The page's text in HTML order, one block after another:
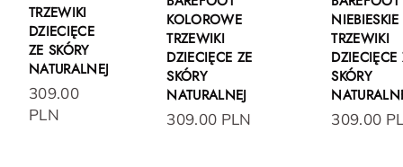
TRZEWIKI
DZIECIĘCE
ZE SKÓRY
NATURALNEJ
309.00
PLN
KOLOROWE
TRZEWIKI
DZIECIĘCE ZE
SKÓRY
NATURALNEJ
309.00 PLN
NIEBIESKIE
TRZEWIKI
DZIECIĘCE
SKÓRY
309.00